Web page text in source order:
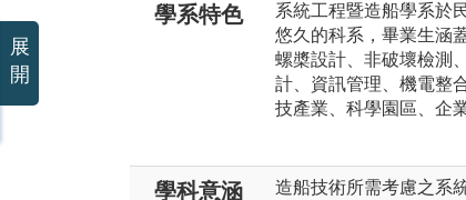
學系特色
系統工程暨造船學系於
悠久的科系，畢業生涵
螺槳設計、非破壞檢測
計、資訊管理、機電整
技產業、科學園區、企
學科意涵
造船技術所需考慮之系
展
開